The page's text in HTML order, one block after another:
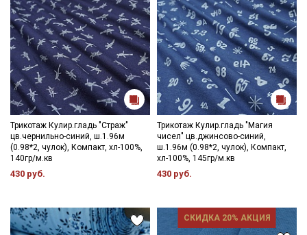
Трикотаж Кулир.гладь "Страж"
цв.чернильно-синий, ш.1.96м
(0.98*2, чулок), Компакт, хл-100%,
140гр/м.кв
430 руб.
Трикотаж Кулир.гладь "Магия
чисел" цв.джинсово-синий,
ш.1.96м (0.98*2, чулок), Компакт,
хл-100%, 145гр/м.кв
430 руб.
СКИДКА 20% АКЦИЯ